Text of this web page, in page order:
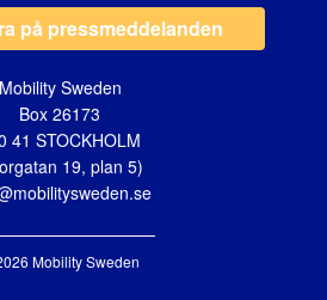
på pressmeddelanden
Mobility Sweden
Box 26173
41 STOCKHOLM
19, plan 5)
Mobility Sweden